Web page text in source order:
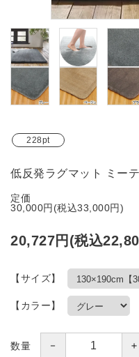
228pt
低反発ラグマット ミー
定価
30,000円(税込33,000円)
20,727円(税込
【サイズ】
【カラー】
数量 － ＋